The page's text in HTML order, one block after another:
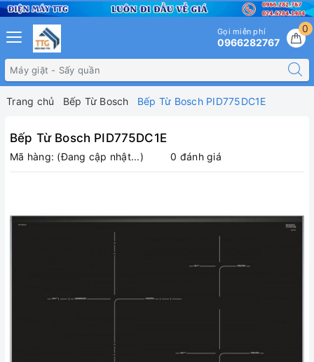
0
Gọi miễn phí
0966282767
Trang chủ Bếp Từ Bosch Bếp Từ Bosch PID775DC1E
Bếp Từ Bosch PID775DC1E
Mã hàng: (Đang cập nhật...) 0 đánh giá